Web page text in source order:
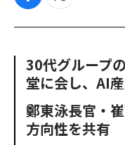
c
o
o
i
e
r
30代グループ
堂に会し、AI
鄭東泳長官・
方向性を共有